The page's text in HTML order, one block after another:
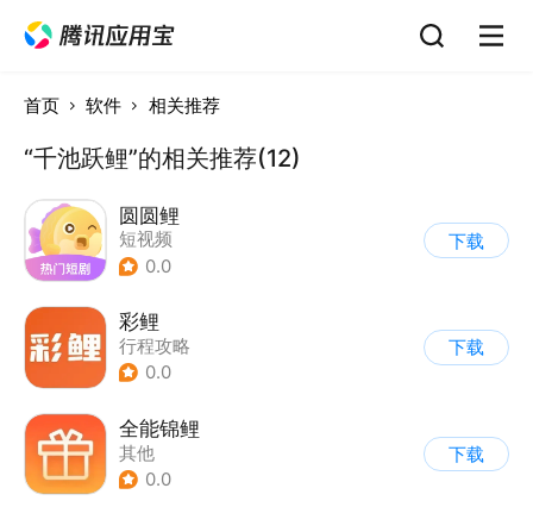
首页 软件 相关推荐
“千池跃鲤”的相关推荐(12)
圆圆鲤
短视频
0.0
下载
彩鲤
行程攻略
0.0
下载
全能锦鲤
其他
0.0
下载